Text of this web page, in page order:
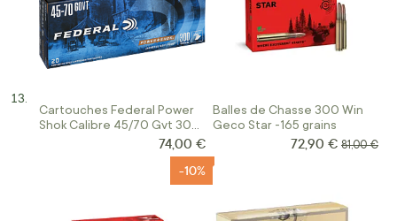
Cartouches Federal Power
Shok Calibre 45/70 Gvt 300
74,00 €
Balles de Chasse 300 Win
Geco Star -165 grains
Prix Spécial
72,90 € Prix
81,00 €
-10%